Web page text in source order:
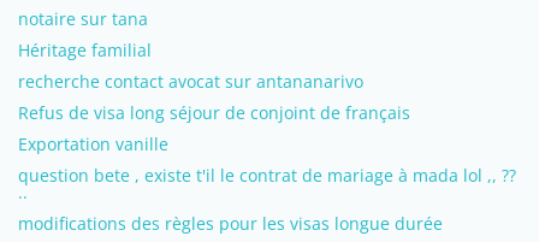
notaire sur tana
Héritage familial
recherche contact avocat sur antananarivo
Refus de visa long séjour de conjoint de français
Exportation vanille
question bete , existe t'il le contrat de mariage à mada lol ,, ??
..
modifications des règles pour les visas longue durée